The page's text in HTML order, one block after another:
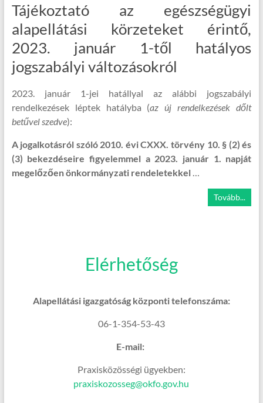
Tájékoztató az egészségügyi
alapellátási körzeteket érintő,
2023. január 1-től hatályos
jogszabályi változásokról
2023. január 1-jei hatállyal az alábbi jogszabályi
rendelkezések léptek hatályba (az új rendelkezések dőlt
betűvel szedve):
A jogalkotásról szóló 2010. évi CXXX. törvény 10. § (2) és
(3) bekezdéseire figyelemmel a 2023. január 1. napját
megelőzően önkormányzati rendeletekkel …
Tovább...
Elérhetőség
Alapellátási igazgatóság központi telefonszáma:
06-1-354-53-43
E-mail:
Praxisközösségi ügyekben:
praxiskozosseg@okfo.gov.hu